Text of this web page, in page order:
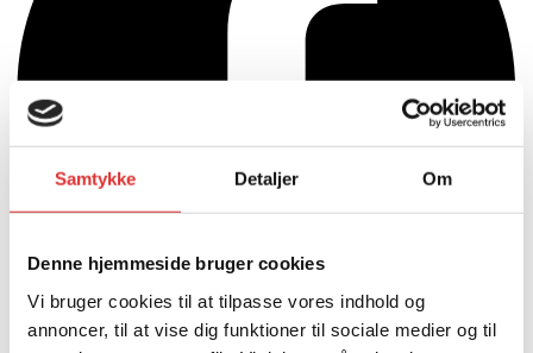
Samtykke Detaljer Om
Denne hjemmeside bruger cookies
Vi bruger cookies til at tilpasse vores indhold og
annoncer, til at vise dig funktioner til sociale medier og til